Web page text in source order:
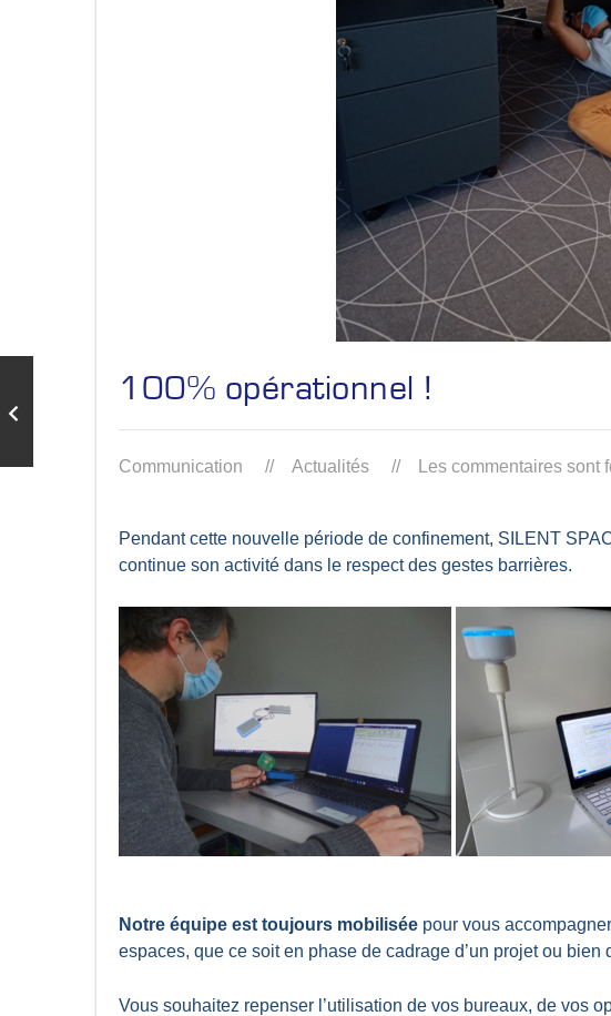
100% opérationnel !
Communication Actualités Les commentaires sont
Pendant cette nouvelle période de confinement, SILENT
continue son activité dans le respect des gestes barrières.
Notre équipe est toujours mobilisée pour vous
espaces, que ce soit en phase de cadrage d’un projet ou bien
Vous souhaitez repenser l’utilisation de vos bureaux, de vos